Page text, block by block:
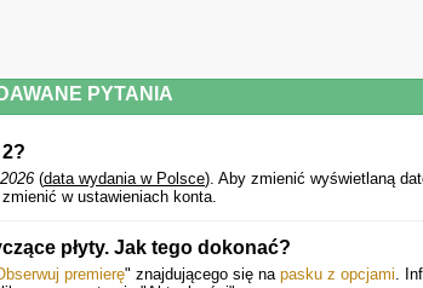
Dream
Age
Top
PYTANIA
(data wydania w Polsce). Aby zmienić wyświetlaną
w ustawieniach konta.
płyty. Jak tego dokonać?
premierę" znajdującego się na pasku z opcjami.